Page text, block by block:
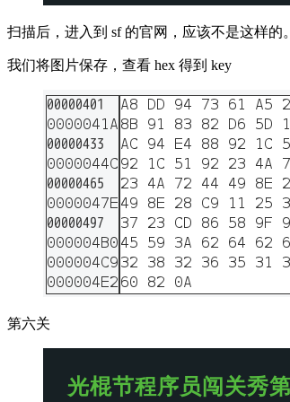
扫描后，进入到 sf 的官网，应该不是这样的。
我们将图片保存，查看 hex 得到 key
第六关